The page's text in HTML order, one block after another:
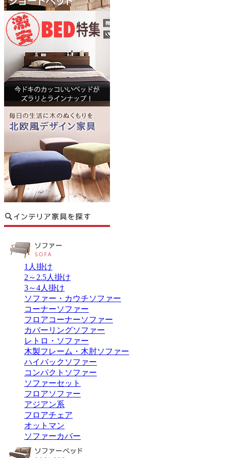
1人掛け
2～2.5人掛け
3～4人掛け
ソファー・カウチソファー
コーナーソファー
フロアコーナーソファー
カバーリングソファー
レトロ・ソファー
木製フレーム・木肘ソファー
ハイバックソファー
コンパクトソファー
ソファーセット
フロアソファー
アジアン系
フロアチェア
オットマン
ソファーカバー